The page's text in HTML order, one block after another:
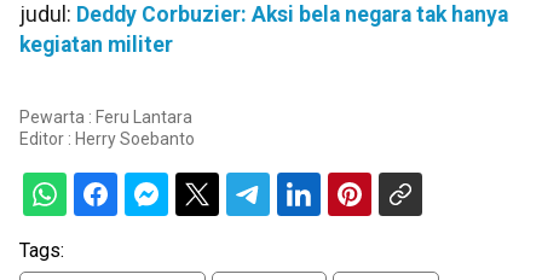
judul: Deddy Corbuzier: Aksi bela negara tak hanya
kegiatan militer
Pewarta : Feru Lantara
Editor : Herry Soebanto
Tags: